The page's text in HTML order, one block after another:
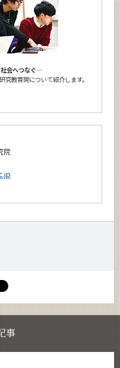
社会へつなぐ―
教育院について紹介します。
院
事